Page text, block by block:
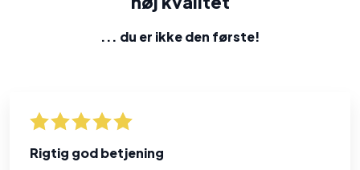
... du er ikke den første​!
Rigtig god betjening